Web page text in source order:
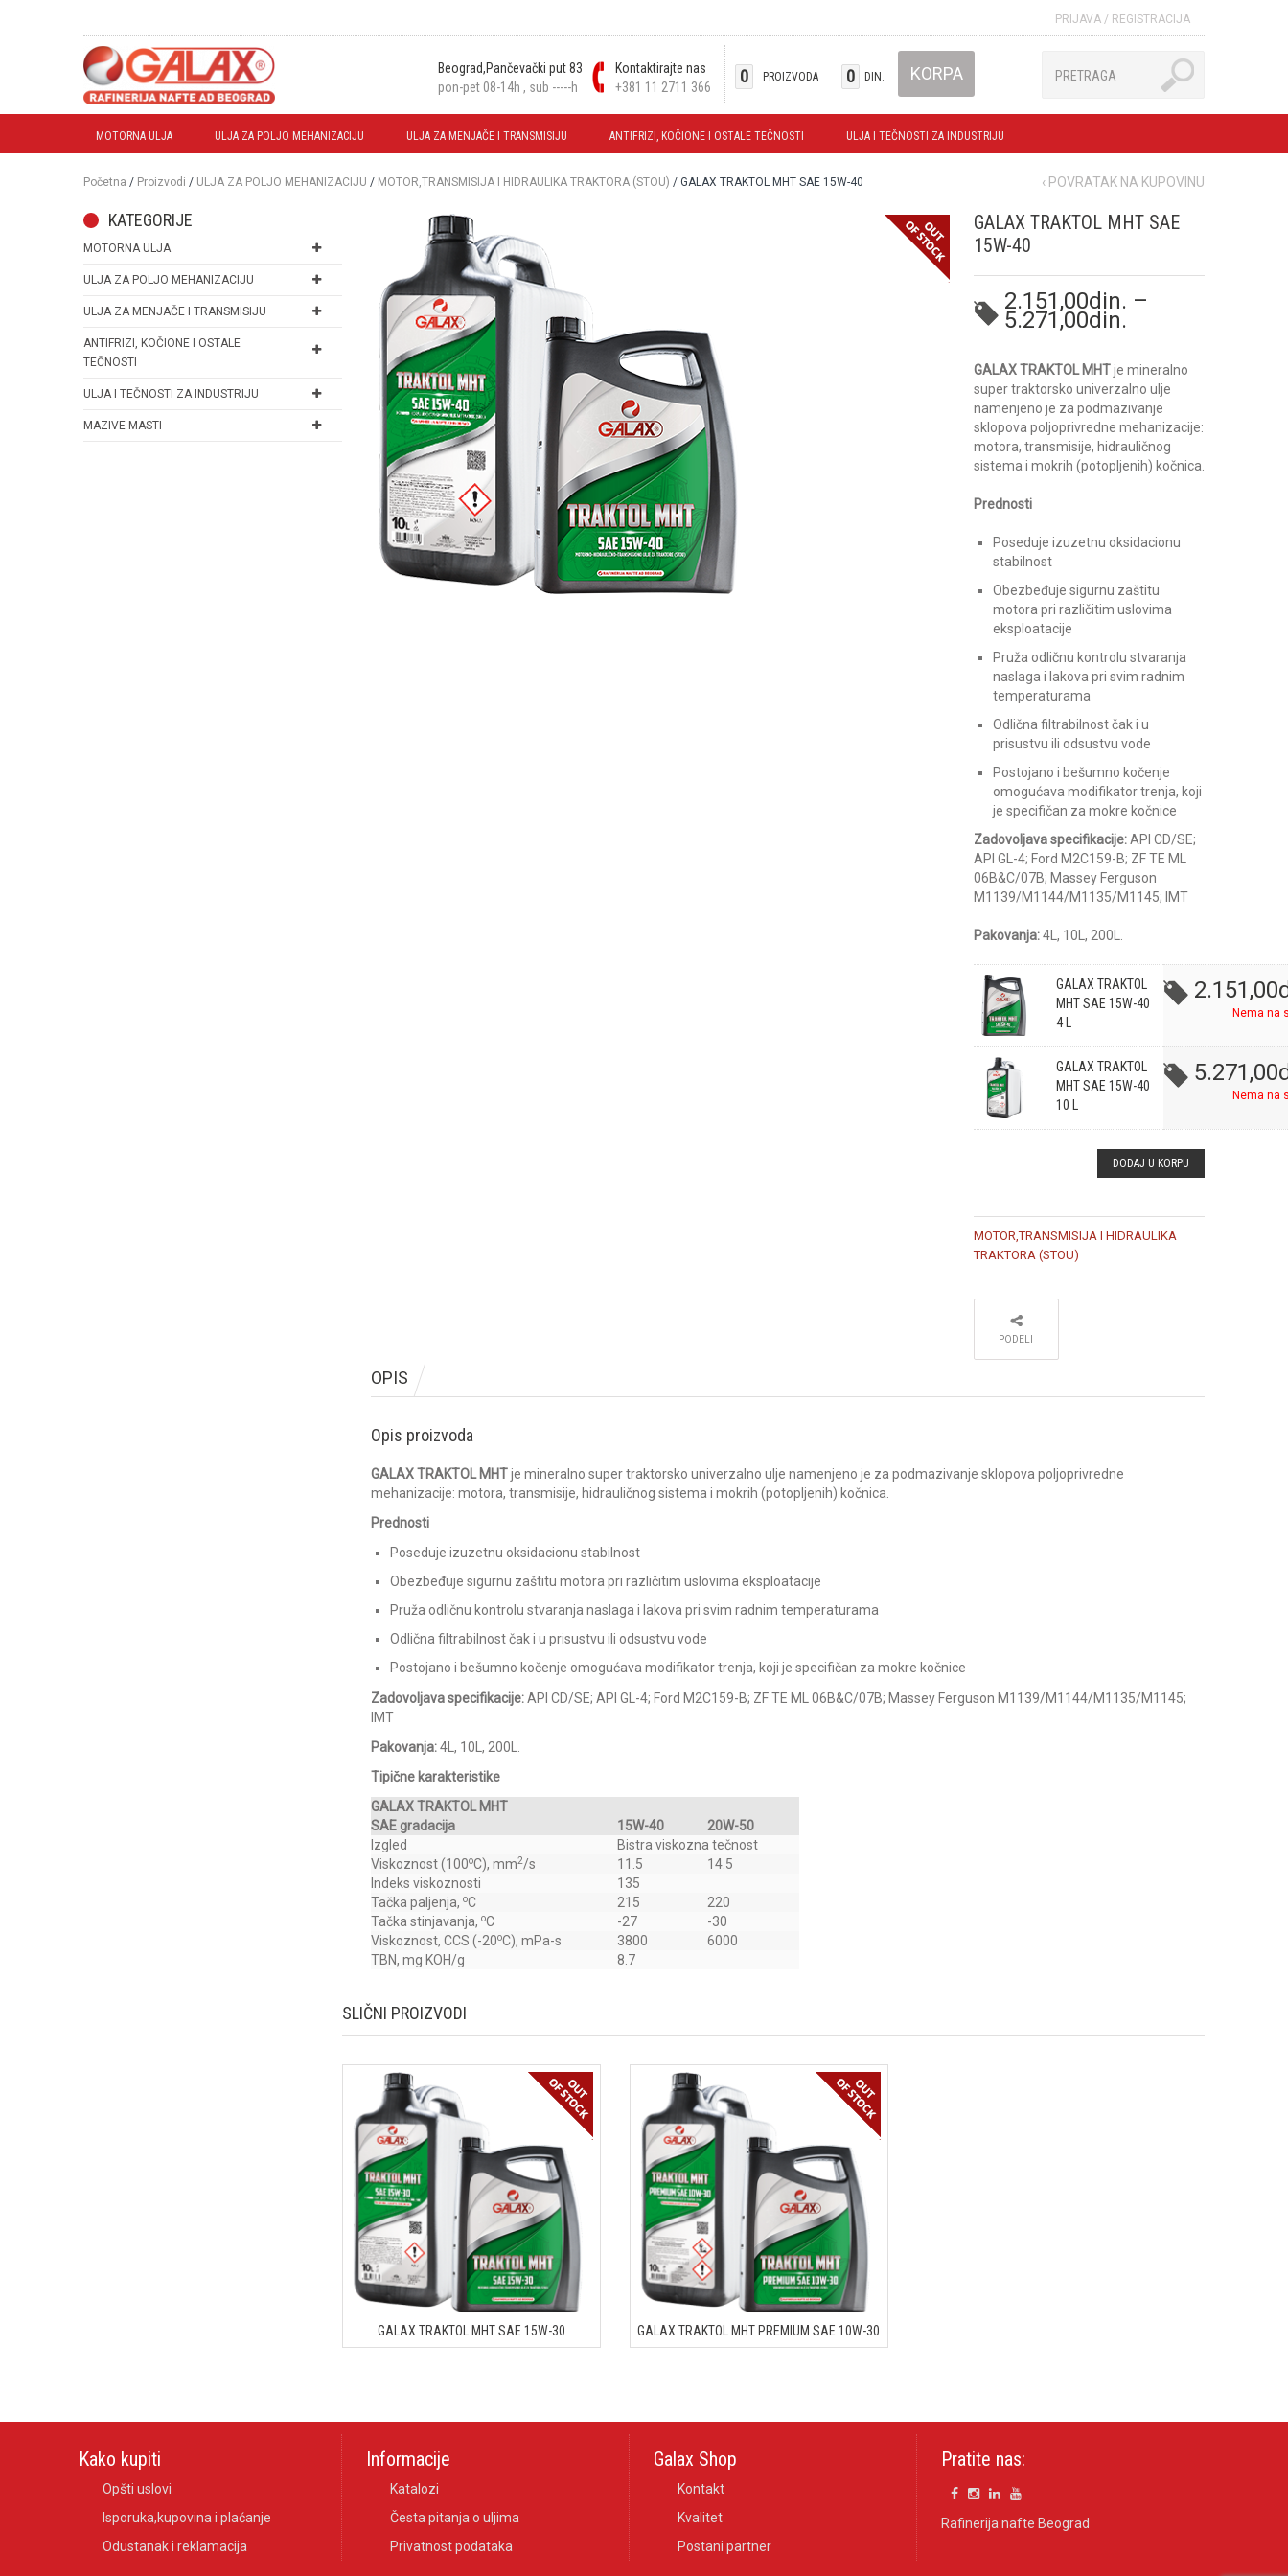
PRIJAVA / REGISTRACIJA
0 PROIZVODA 0 DIN. KORPA
Beograd,Pančevački put 83
pon-pet 08-14h , sub -----h
Kontaktirajte nas
+381 11 2711 366
MOTORNA ULJA ULJA ZA POLJO MEHANIZACIJU ULJA ZA MENJAČE I TRANSMISIJU ANTIFRIZI, KOČIONE I OSTALE TEČNOSTI ULJA I TEČNOSTI ZA INDUSTRIJU
Početna / Proizvodi / ULJA ZA POLJO MEHANIZACIJU / MOTOR,TRANSMISIJA I HIDRAULIKA TRAKTORA (STOU) / GALAX TRAKTOL MHT SAE 15W-40 ‹ POVRATAK NA KUPOVINU
GALAX TRAKTOL MHT SAE
15W-40
2.151,00din. –
5.271,00din.
GALAX TRAKTOL MHTje mineralno
super traktorsko univerzalno ulje
namenjeno je za podmazivanje
sklopova poljoprivredne mehanizacije:
motora, transmisije, hidrauličnog
sistema i mokrih (potopljenih) kočnica.
Prednosti
Poseduje izuzetnu oksidacionu
stabilnost
Obezbeđuje sigurnu zaštitu
motora pri različitim uslovima
eksploatacije
Pruža odličnu kontrolu stvaranja
naslaga i lakova pri svim radnim
temperaturama
Odlična filtrabilnost čak i u
prisustvu ili odsustvu vode
Postojano i bešumno kočenje
omogućava modifikator trenja, koji
je specifičan za mokre kočnice
Zadovoljava specifikacije:API CD/SE;
API GL-4; Ford M2C159-B; ZF TE ML
06B&C/07B; Massey Ferguson
M1139/M1144/M1135/M1145; IMT
Pakovanja:4L, 10L, 200L.
GALAX TRAKTOL
MHT SAE 15W-40
4 L
2.151,00
Nema na
GALAX TRAKTOL
MHT SAE 15W-40
10 L
5.271,00
Nema na
DODAJ U KORPU
MOTOR,TRANSMISIJA I HIDRAULIKA
TRAKTORA (STOU)
PODELI
OPIS
Opis proizvoda
GALAX TRAKTOL MHTje mineralno super traktorsko univerzalno ulje namenjeno je za podmazivanje sklopova poljoprivredne
mehanizacije: motora, transmisije, hidrauličnog sistema i mokrih (potopljenih) kočnica.
Prednosti
Poseduje izuzetnu oksidacionu stabilnost
Obezbeđuje sigurnu zaštitu motora pri različitim uslovima eksploatacije
Pruža odličnu kontrolu stvaranja naslaga i lakova pri svim radnim temperaturama
Odlična filtrabilnost čak i u prisustvu ili odsustvu vode
Postojano i bešumno kočenje omogućava modifikator trenja, koji je specifičan za mokre kočnice
Zadovoljava specifikacije:API CD/SE; API GL-4; Ford M2C159-B; ZF TE ML 06B&C/07B; Massey Ferguson M1139/M1144/M1135/M1145;
IMT
Pakovanja:4L, 10L, 200L.
Tipične karakteristike
GALAX TRAKTOL MHT
SAE gradacija
15W-40
20W-50
Izgled
Bistra viskozna tečnost
Viskoznost (100oC), mm2/s 11.5
14.5
Indeks viskoznosti
135
Tačka paljenja, oC 215
220
Tačka stinjavanja, oC -27
-30
Viskoznost, CCS (-20oC), mPa-s 3800
6000
TBN, mg KOH/g
8.7
SLIČNI PROIZVODI
GALAX TRAKTOL MHT SAE 15W-30 GALAX TRAKTOL MHT PREMIUM SAE 10W-30
KATEGORIJE
MOTORNA ULJA
ULJA ZA POLJO MEHANIZACIJU
ULJA ZA MENJAČE I TRANSMISIJU
ANTIFRIZI, KOČIONE I OSTALE
TEČNOSTI
ULJA I TEČNOSTI ZA INDUSTRIJU
MAZIVE MASTI
Kako kupiti
Opšti uslovi
Isporuka,kupovina i plaćanje
Odustanak i reklamacija
Informacije
Katalozi
Česta pitanja o uljima
Privatnost podataka
Galax Shop
Kontakt
Kvalitet
Postani partner
Pratite nas:
Rafinerija nafte Beograd